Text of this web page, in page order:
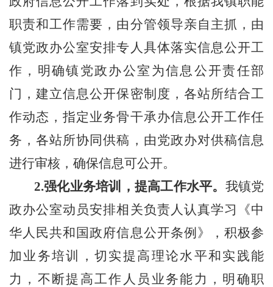
职责和工作需要，由分管领导亲自主抓，由
镇党政办公室安排专人具体落实信息公开工
作， 明确镇党政办公室为信息公开责任部
门，建立信息公开保密制度，各站所结合工
作动态，指定业务骨干承办信息公开工作任
务，各站所协同供稿， 由党政办对供稿信息
进行审核，确保信息可公开。
2.强化业务培训，提高工作水平。 我镇党
政办公室动员安排相关负责人认真学习《中
华人民共和国政府信息公开条例》， 积极参
加业务培训，切实提高理论水平和实践能
力，不断提高工作人员业务能力， 明确职